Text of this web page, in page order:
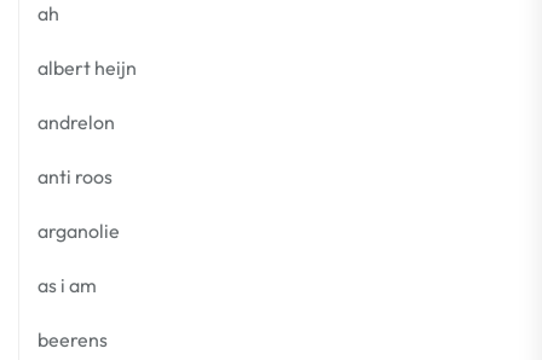
ah
albert heijn
andrelon
anti roos
arganolie
as i am
beerens